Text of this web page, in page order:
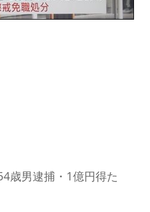
歳男逮捕・1億円得た